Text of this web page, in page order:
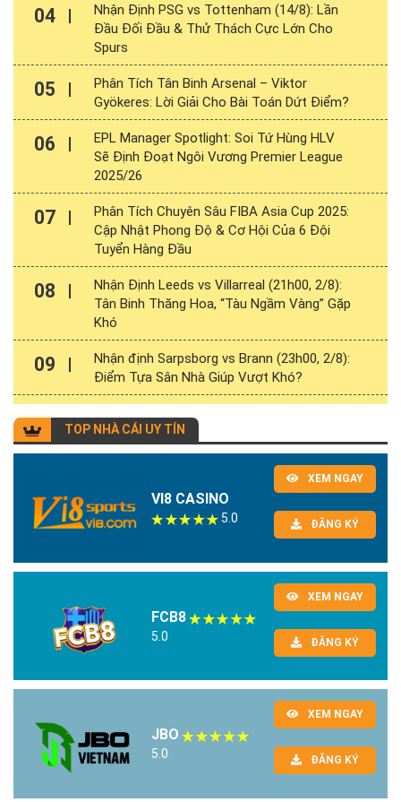
04
Nhận Định PSG vs Tottenham (14/8): Lần
Đầu Đối Đầu & Thử Thách Cực Lớn Cho
Spurs
05
Phân Tích Tân Binh Arsenal – Viktor
Gyökeres: Lời Giải Cho Bài Toán Dứt Điểm?
06
EPL Manager Spotlight: Soi Tứ Hùng HLV
Sẽ Định Đoạt Ngôi Vương Premier League
2025/26
07
Phân Tích Chuyên Sâu FIBA Asia Cup 2025:
Cập Nhật Phong Độ & Cơ Hội Của 6 Đội
Tuyển Hàng Đầu
08
Nhận Định Leeds vs Villarreal (21h00, 2/8):
Tân Binh Thăng Hoa, “Tàu Ngầm Vàng” Gặp
Khó
09
Nhận định Sarpsborg vs Brann (23h00, 2/8):
Điểm Tựa Sân Nhà Giúp Vượt Khó?
TOP NHÀ CÁI UY TÍN
VI8 CASINO
5.0
XEM NGAY
ĐĂNG KÝ
FCB8
5.0
XEM NGAY
ĐĂNG KÝ
JBO
5.0
XEM NGAY
ĐĂNG KÝ